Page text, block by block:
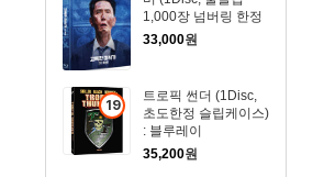
1,000장 넘버링 한정
판) : 블루레이
33,000원
19
세
트로픽 썬더 (1Disc,
초도한정 슬립케이스)
: 블루레이
35,200원